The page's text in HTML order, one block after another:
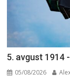
5. avgust 1914
05/08/2026